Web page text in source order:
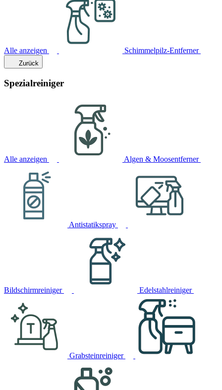
Alle anzeigen Schimmelpilz-Entferner
Zurück
Spezialreiniger
Alle anzeigen Algen & Moosentferner
Antistatikspray
Bildschirmreiniger Edelstahlreiniger
Grabsteinreiniger